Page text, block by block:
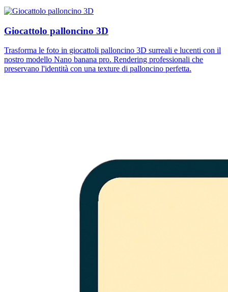
Giocattolo palloncino 3D
Trasforma le foto in giocattoli palloncino 3D surreali e lucenti con il
nostro modello Nano banana pro. Rendering professionali che
preservano l'identità con una texture di palloncino perfetta.